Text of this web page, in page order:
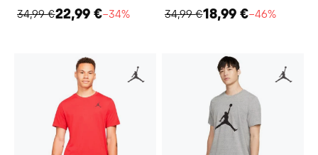
34,99 €22,99 €−34%
34,99 €18,99 €−46%